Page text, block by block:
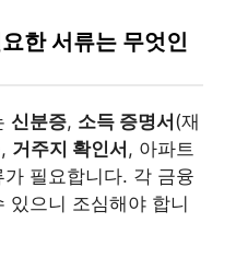
한 서류는 무엇인
신분증, 소득 증명서(재
거주지 확인서, 아파트
필요합니다. 각 금융
있으니 조심해야 합니